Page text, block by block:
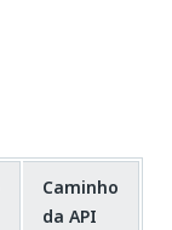
Caminho
da API